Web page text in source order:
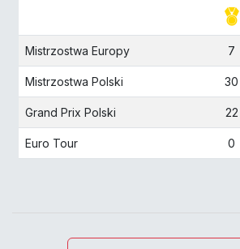
Mistrzostwa Europy 7
Mistrzostwa Polski 30
Grand Prix Polski 22
Euro Tour 0